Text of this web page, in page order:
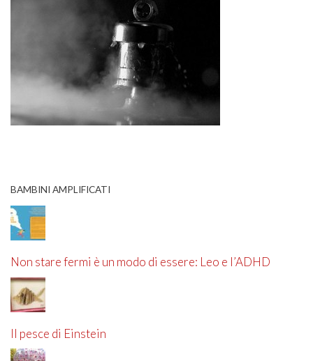
BAMBINI AMPLIFICATI
Non stare fermi è un modo di essere: Leo e l’ADHD
Il pesce di Einstein